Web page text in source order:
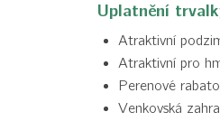
Uplatnění
Atraktivní
Atraktivní pro
Perenové rabato
Venkovská